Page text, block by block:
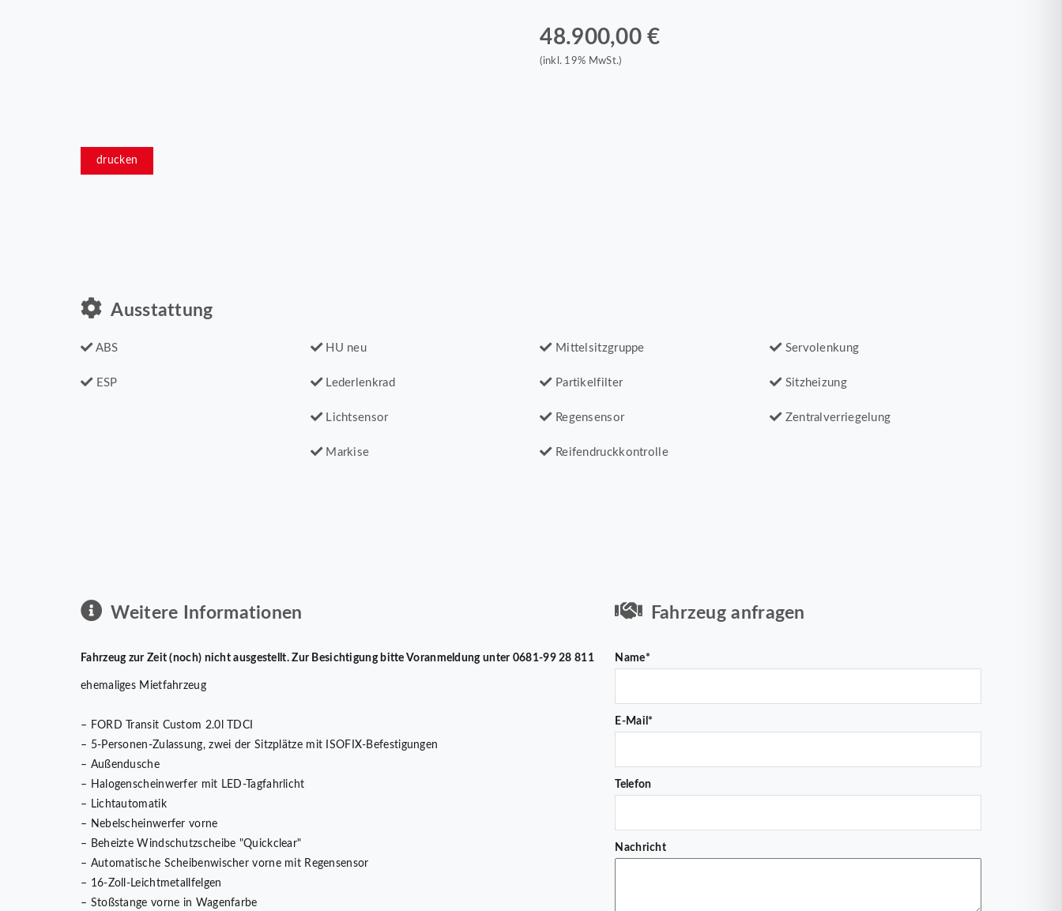
48.900,00 €
(inkl. 19% MwSt.)
drucken
Ausstattung
ABS
ESP
HU neu
Lederlenkrad
Lichtsensor
Markise
Mittelsitzgruppe
Partikelfilter
Regensensor
Reifendruckkontrolle
Servolenkung
Sitzheizung
Zentralverriegelung
Weitere Informationen
Fahrzeug zur Zeit (noch) nicht ausgestellt. Zur Besichtigung bitte Voranmeldung unter 0681-99 28 811
ehemaliges Mietfahrzeug
– FORD Transit Custom 2.0l TDCI
– 5-Personen-Zulassung, zwei der Sitzplätze mit ISOFIX-Befestigungen
– Außendusche
– Halogenscheinwerfer mit LED-Tagfahrlicht
– Lichtautomatik
– Nebelscheinwerfer vorne
– Beheizte Windschutzscheibe "Quickclear"
– Automatische Scheibenwischer vorne mit Regensensor
– 16-Zoll-Leichtmetallfelgen
– Stoßstange vorne in Wagenfarbe
Fahrzeug anfragen
Name*
E-Mail*
Telefon
Nachricht